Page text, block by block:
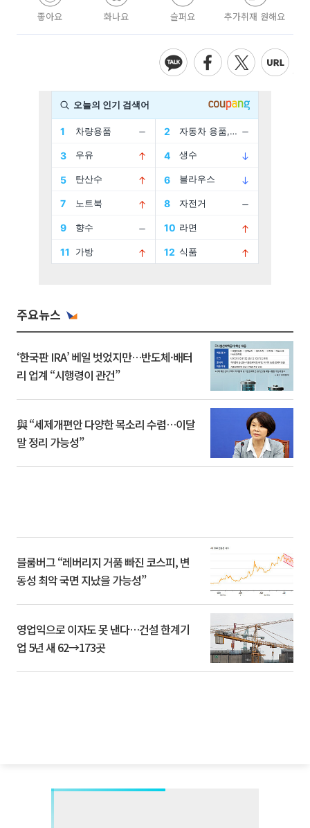
좋아요 화나요 슬퍼요 추가취재 원해요
주요뉴스
‘한국판 IRA’ 베일 벗었지만…반도체·배터
리 업계 “시행령이 관건”
與 “세제개편안 다양한 목소리 수렴…이달
말 정리 가능성”
블룸버그 “레버리지 거품 빠진 코스피, 변
동성 최악 국면 지났을 가능성”
영업익으로 이자도 못 낸다…건설 한계기
업 5년 새 62→173곳